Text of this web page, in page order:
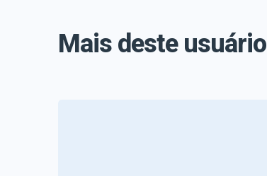
Mais deste usuário